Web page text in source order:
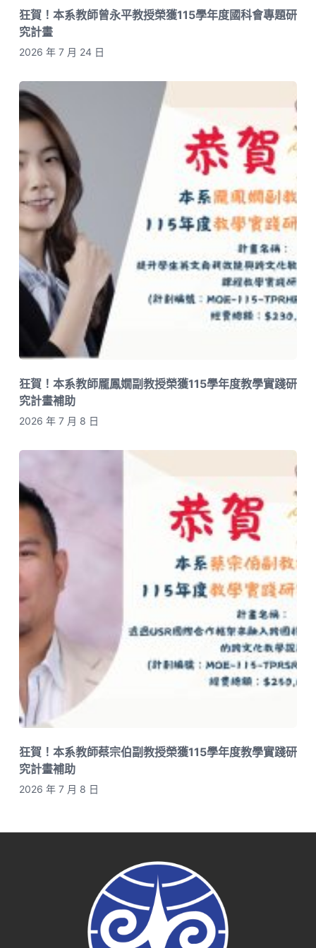
狂賀！本系教師曾永平教授榮獲115學年度國科會專題研
究計畫
2026 年 7 月 24 日
狂賀！本系教師龎鳳嫺副教授榮獲115學年度教學實踐研
究計畫補助
2026 年 7 月 8 日
狂賀！本系教師蔡宗伯副教授榮獲115學年度教學實踐研
究計畫補助
2026 年 7 月 8 日